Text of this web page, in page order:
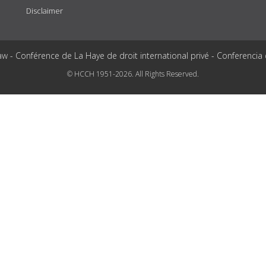
Disclaimer
- Conférence de La Haye de droit international privé -
© HCCH 1951-2026. All Rights Reserved.